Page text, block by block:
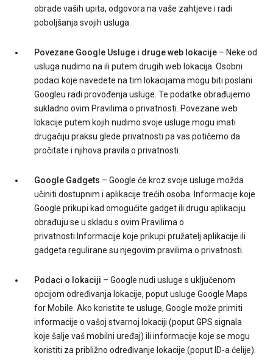
obrade vaših upita, odgovora na vaše zahtjeve i radi
poboljšanja svojih usluga.
Povezane Google Usluge i druge web lokacije – Neke od
usluga nudimo na ili putem drugih web lokacija. Osobni
podaci koje navedete na tim lokacijama mogu biti poslani
Googleu radi provođenja usluge. Te podatke obrađujemo
sukladno ovim Pravilima o privatnosti. Povezane web
lokacije putem kojih nudimo svoje usluge mogu imati
drugačiju praksu glede privatnosti pa vas potičemo da
pročitate i njihova pravila o privatnosti.
Google Gadgets – Google će kroz svoje usluge možda
učiniti dostupnim i aplikacije trećih osoba. Informacije koje
Google prikupi kad omogućite gadget ili drugu aplikaciju
obrađuju se u skladu s ovim Pravilima o
privatnosti.Informacije koje prikupi pružatelj aplikacije ili
gadgeta regulirane su njegovim pravilima o privatnosti.
Podaci o lokaciji – Google nudi usluge s uključenom
opcijom određivanja lokacije, poput usluge Google Maps
for Mobile. Ako koristite te usluge, Google može primiti
informacije o vašoj stvarnoj lokaciji (poput GPS signala
koje šalje vaš mobilni uređaj) ili informacije koje se mogu
koristiti za približno određivanje lokacije (poput ID-a ćelije).